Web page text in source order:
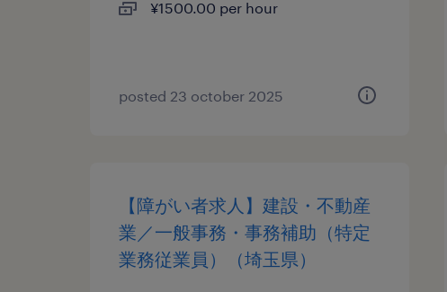
¥1500.00 per hour
posted 23 october 2025
【障がい者求人】建設・不動産
業／一般事務・事務補助（特定
業務従業員）（埼玉県）